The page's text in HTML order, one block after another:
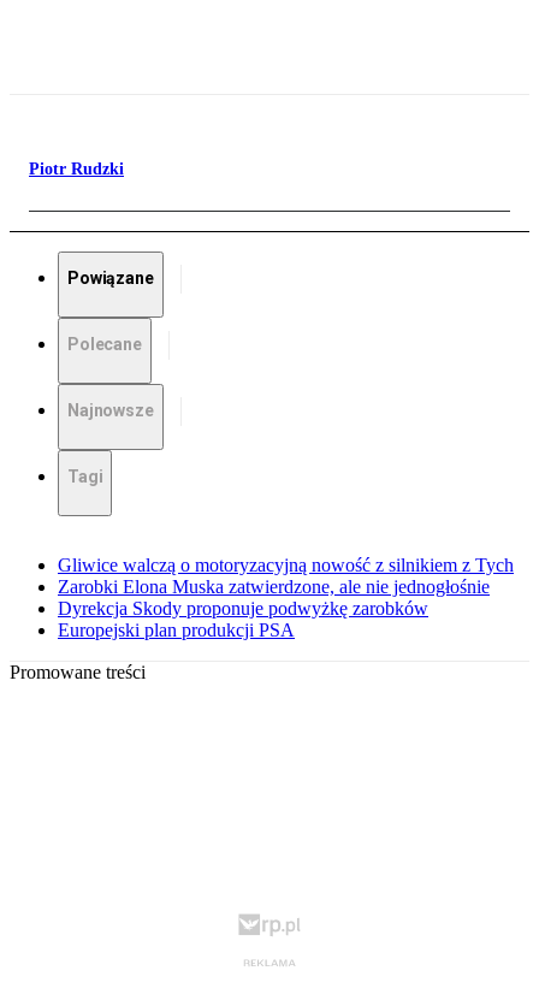
Piotr Rudzki
Powiązane
Polecane
Najnowsze
Tagi
Gliwice walczą o motoryzacyjną nowość z silnikiem z Tych
Zarobki Elona Muska zatwierdzone, ale nie jednogłośnie
Dyrekcja Skody proponuje podwyżkę zarobków
Europejski plan produkcji PSA
Promowane treści